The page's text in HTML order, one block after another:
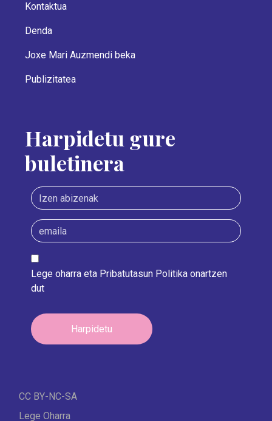
Kontaktua
Denda
Joxe Mari Auzmendi beka
Publizitatea
Harpidetu gure
buletinera
Lege oharraeta Pribatutasun Politikaonartzen
dut
CC BY-NC-SA
Lege Oharra